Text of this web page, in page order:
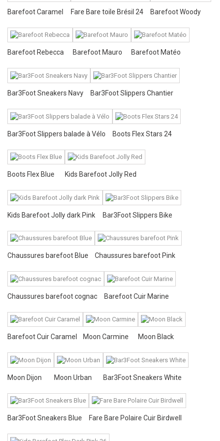
Barefoot Caramel Fare Bare toile Brésil 24 Barefoot Woody
Barefoot Rebecca Barefoot Mauro Barefoot Matéo
Bar3Foot Sneakers Navy Bar3Foot Slippers Chantier
Bar3Foot Slippers balade à Vélo Boots Flex Stars 24
Boots Flex Blue Kids Barefoot Jolly Red
Kids Barefoot Jolly dark Pink Bar3Foot Slippers Bike
Chaussures barefoot Blue Chaussures barefoot Pink
Chaussures barefoot cognac Barefoot Cuir Marine
Barefoot Cuir Caramel Moon Carmine Moon Black
Moon Dijon Moon Urban Bar3Foot Sneakers White
Bar3Foot Sneakers Blue Fare Bare Polaire Cuir Birdwell